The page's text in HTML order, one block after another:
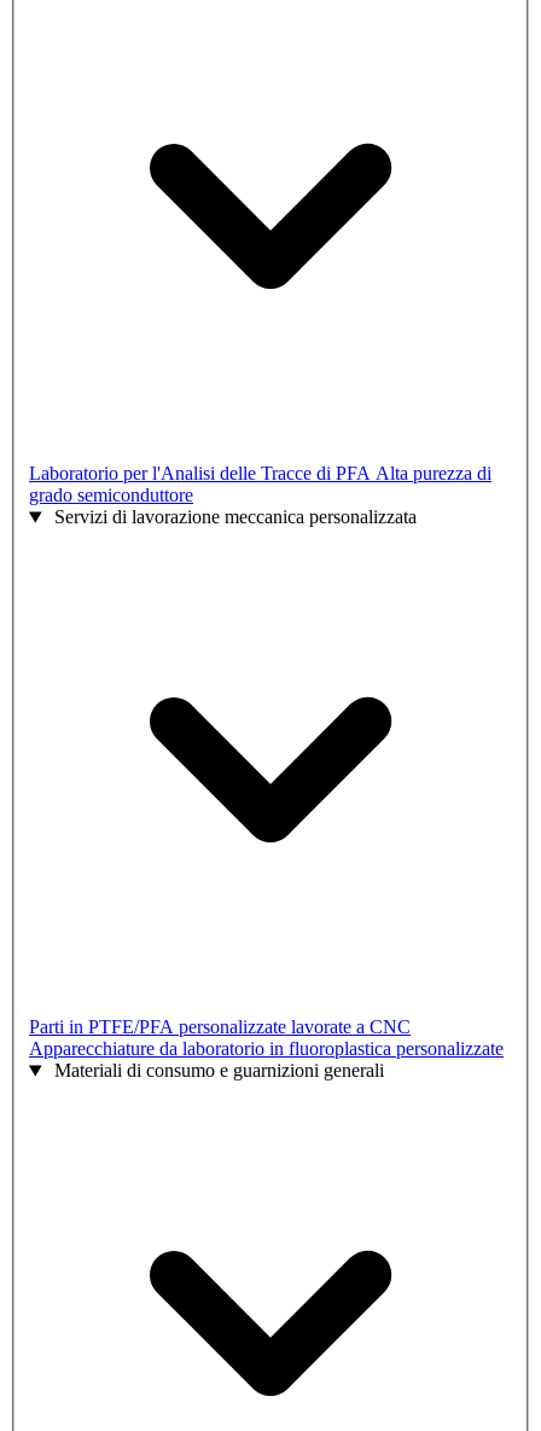
Laboratorio per l'Analisi delle Tracce di PFA Alta purezza di
grado semiconduttore
Servizi di lavorazione meccanica personalizzata
Parti in PTFE/PFA personalizzate lavorate a CNC
Apparecchiature da laboratorio in fluoroplastica personalizzate
Materiali di consumo e guarnizioni generali